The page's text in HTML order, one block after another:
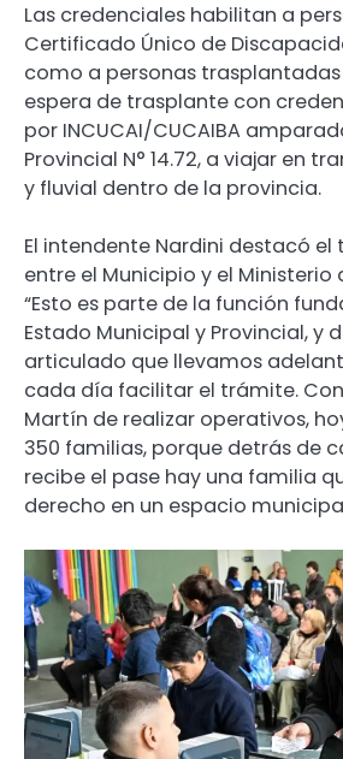
Las credenciales habilitan a
Certificado Único de
como a personas
espera de trasplante con
por INCUCAI/CUCAIBA
Provincial N° 14.72, a viajar en
y fluvial dentro de la provincia.
El intendente Nardini destacó
entre el Municipio y el Ministerio
“Esto es parte de la función
Estado Municipal y Provincial, y
articulado que llevamos
cada día facilitar el trámite.
Martín de realizar operativos,
350 familias, porque detrás de
recibe el pase hay una familia
derecho en un espacio